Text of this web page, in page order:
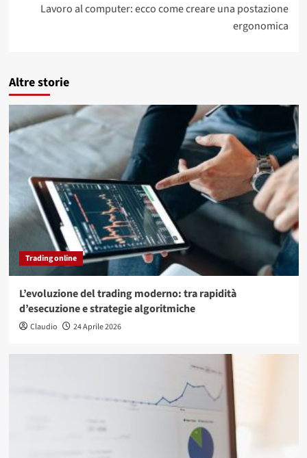
Lavoro al computer: ecco come creare una postazione
ergonomica
Altre storie
Trading online
L’evoluzione del trading moderno: tra rapidità
d’esecuzione e strategie algoritmiche
Claudio 24 Aprile 2026